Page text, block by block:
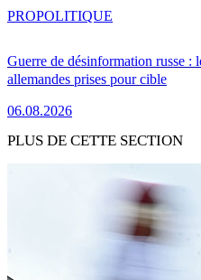
Guerre de désinformation russe :
allemandes prises pour cible
06.08.2026
PROPOLITIQUE
PLUS DE CETTE SECTION